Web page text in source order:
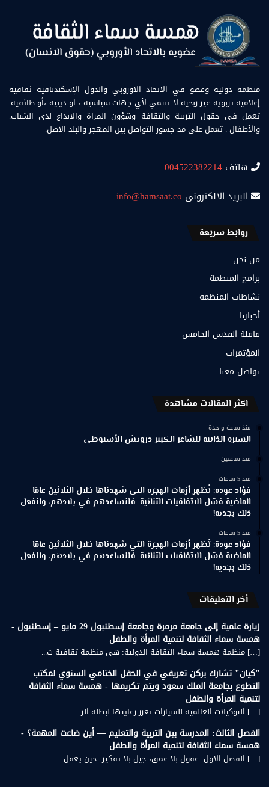
منظمة دولية وعضو في الاتحاد الاوروبي والدول الإسكندنافية ثقافية
إعلامية تربوية غير ربحية لا تنتمي لأي جهات سياسية ، او دينية ،أو طائفية.
تعمل في حقول التربية والثقافة وشؤون المراة والابداع لدى الشباب.
والأطفال . تعمل على مد جسور التواصل بين المهجر والبلد الاصل.
هاتف 004522382214
البريد الالكتروني info@hamsaat.co
روابط سريعة
من نحن
برامج المنظمة
نشاطات المنظمة
أخبارنا
قافلة القدس الخامس
المؤتمرات
تواصل معنا
اكثر المقالات مشاهدة
منذ ساعة واحدة
السيرة الذاتية للشاعر الكبير درويش الأسيوطي
منذ ساعتين
منذ 5 ساعات
فؤاد عودة: تُظهر أزمات الهجرة التي شهدناها خلال الثلاثين عامًا
الماضية فشل الاتفاقيات الثنائية. فلنساعدهم في بلادهم، ولنفعل
ذلك بجدية!
منذ 5 ساعات
فؤاد عودة: تُظهر أزمات الهجرة التي شهدناها خلال الثلاثين عامًا
الماضية فشل الاتفاقيات الثنائية. فلنساعدهم في بلادهم، ولنفعل
ذلك بجدية!
أخر التعليقات
زيارة علمية إلى جامعة مرمرة وجامعة إسطنبول 29 مايو – إسطنبول -
همسة سماء الثقافة لتنمية المرأة والطفل
[…] منظمة همسة سماء الثقافة الدولية: هي منظمة ثقافية ت...
"كيان" تشارك بركن تعريفي في الحفل الختامي السنوي لمكتب
التطوع بجامعة الملك سعود ويتم تكريمها - همسة سماء الثقافة
لتنمية المرأة والطفل
[…] التوكيلات العالمية للسيارات تعزز رعايتها لبطلة الر...
الفصل الثالث: المدرسة بين التربية والتعليم — أين ضاعت المهمة؟ -
همسة سماء الثقافة لتنمية المرأة والطفل
[…] الفصل الاول :عقول بلا عمق، جيل بلا تفكير- حين يغفل...